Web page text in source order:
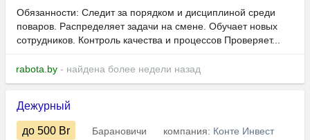
Обязанности: Следит за порядком и дисциплиной среди
поваров. Распределяет задачи на смене. Обучает новых
сотрудников. Контроль качества и процессов Проверяет...
rabota.by - найдена более недели назад
Дежурный
до 500 Br Барановичи компания: Конте Инвест